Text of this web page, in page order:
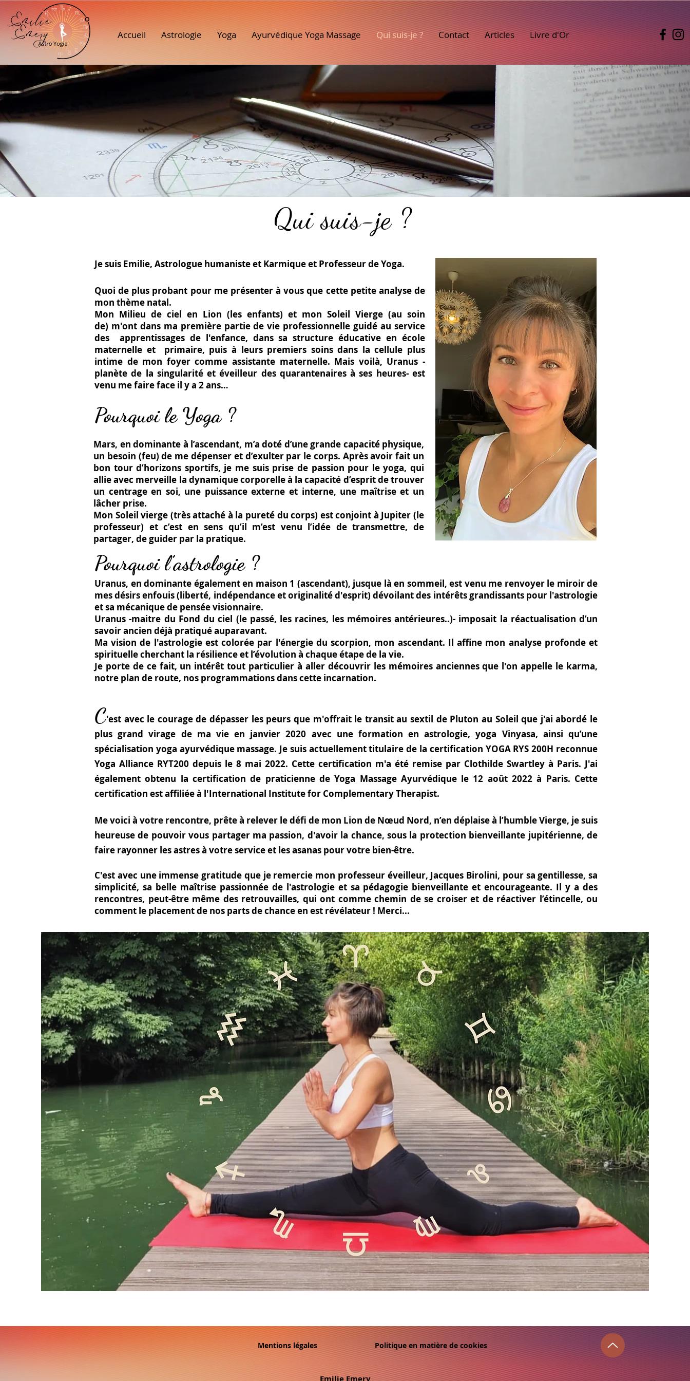
Accueil Astrologie Yoga Ayurvédique Yoga Massage Qui suis-je ? Contact Articles Livre d'Or
Qui suis-je ?
Je suis Emilie, Astrologue humaniste et Karmiqueet Professeur de Yoga.
Pourquoi le Yoga ?
Pourquoi l’astrologie ?
Uranus, en dominante également en maison 1 (ascendant), jusque là en sommeil, est venu me renvoyer le miroir de
mes désirs enfouis (liberté, indépendance et originalité d'esprit) dévoilant des intérêts grandissants pour l'astrologie
et sa mécanique de pensée visionnaire.
Uranus -maitre du Fond du ciel (le passé, les racines, les mémoires antérieures..)- imposait la réactualisation d’un
savoir ancien déjà pratiqué auparavant.
Ma vision de l'astrologie est colorée par l'énergie du scorpion, mon ascendant. Il affine mon analyse profonde et
spirituelle cherchant la résilience et l’évolution à chaque étape de la vie.
Je porte de ce fait, un intérêt tout particulier à aller découvrir les mémoires anciennes que l'on appelle le karma,
notre plan de route, nos programmations dans cette incarnation.
C'est avec le courage de dépasser les peurs que m'offrait le transit au sextil de Pluton au Soleil que j'ai abordé le
plus grand virage de ma vie en janvier 2020 avec une formation en astrologie, yoga Vinyasa, ainsi qu’une
spécialisation yoga ayurvédique massage. Je suis actuellement titulaire de la certification YOGA RYS 200H reconnue
Yoga Alliance RYT200 depuis le 8 mai 2022. Cette certification m'a été remise par Clothilde Swartley à Paris. J'ai
également obtenu la certification de praticienne de Yoga Massage Ayurvédiquele 12 août 2022 à Paris. Cette
certification est affiliée à l'International Institute for Complementary Therapist.
Me voici à votre rencontre, prête à relever le défi de mon Lion de Nœud Nord, n’en déplaise à l’humble Vierge, je suis
heureuse de pouvoir vous partager ma passion, d'avoir la chance, sous la protection bienveillante jupitérienne, de
faire rayonner les astres à votre service et les asanas pour votre bien-être.
C'est avec une immense gratitude que je remercie mon professeur éveilleur, Jacques Birolini, pour sa gentillesse, sa
simplicité, sa belle maîtrise passionnée de l'astrologie et sa pédagogie bienveillante et encourageante. Il y a des
rencontres, peut-être même des retrouvailles, qui ont comme chemin de se croiser et de réactiver l’étincelle, ou
comment le placement de nos parts de chance en est révélateur ! Merci...
Quoi de plus probant pour me présenter à vous que cette petite analyse de
mon thème natal.
Mon Milieu de ciel en Lion (les enfants) et mon Soleil Vierge (au soin
de) m'ont dans ma première partie de vie professionnelle guidé au service
des apprentissages de l'enfance, dans sa structure éducative en école
maternelle et primaire, puis à leurs premiers soins dans la cellule plus
intime de mon foyer comme assistante maternelle. Mais voilà, Uranus -
planète de la singularité et éveilleur des quarantenaires à ses heures- est
venu me faire face il y a 2 ans…
Mars, en dominante à l’ascendant, m’a doté d’une grande capacité physique,
un besoin (feu) de me dépenser et d’exulter par le corps. Après avoir fait un
bon tour d’horizons sportifs, je me suis prise de passion pour le yoga, qui
allie avec merveille la dynamique corporelle à la capacité d’esprit de trouver
un centrage en soi, une puissance externe et interne, une maîtrise et un
lâcher prise.
Mon Soleil vierge (très attaché à la pureté du corps) est conjoint à Jupiter (le
professeur) et c’est en sens qu’il m’est venu l’idée de transmettre, de
partager, de guider par la pratique.
Mentions légales Politique en matière de cookies
Emilie Emery